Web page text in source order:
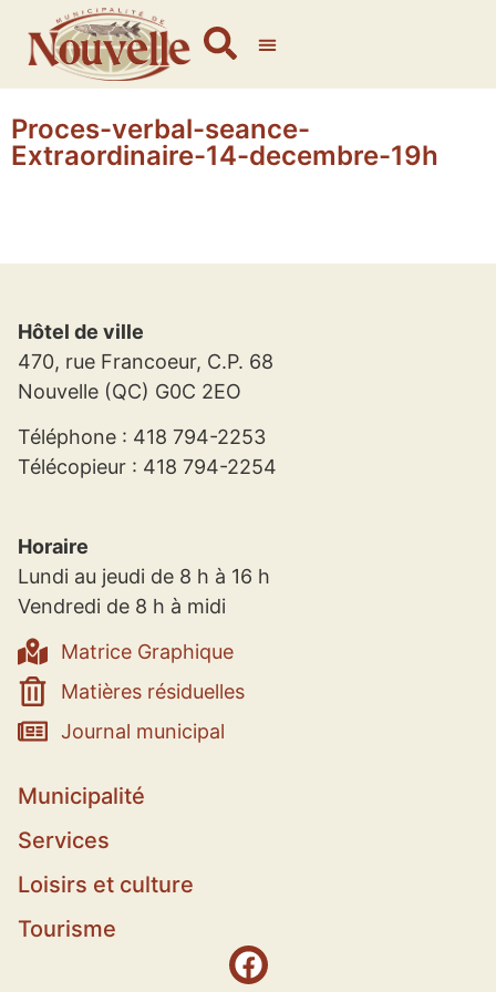
Proces-verbal-seance-
Extraordinaire-14-decembre-19h
Hôtel de ville
470, rue Francoeur, C.P. 68
Nouvelle (QC) G0C 2EO
Téléphone : 418 794-2253
Télécopieur : 418 794-2254
Horaire
Lundi au jeudi de 8 h à 16 h
Vendredi de 8 h à midi
Matrice Graphique
Matières résiduelles
Journal municipal
Municipalité
Services
Loisirs et culture
Tourisme